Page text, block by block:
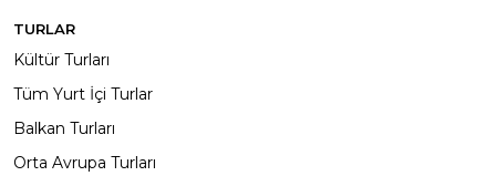
TURLAR
Kültür Turları
Tüm Yurt İçi Turlar
Balkan Turları
Orta Avrupa Turları